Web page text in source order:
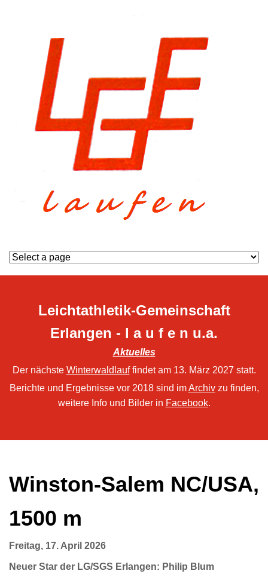
Leichtathletik-Gemeinschaft
Erlangen - l a u f e n u.a.
Aktuelles
Der nächste Winterwaldlauffindet am 13. März 2027 statt.
Berichte und Ergebnisse vor 2018 sind imArchivzu finden,
weitere Info und Bilder in Facebook.
Winston-Salem NC/USA,
1500 m
Freitag, 17. April 2026
Neuer Star der LG/SGS Erlangen: Philip Blum